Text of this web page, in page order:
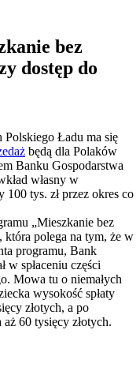
bez
dostęp do
Ładu ma się
będą dla Polaków
Banku Gospodarstwa
własny w
tys. zł przez okres co
„Mieszkanie bez
która polega na tym, że w
programu, Bank
w spłaceniu części
Mowa tu o niemałych
wysokość spłaty
złotych, a po
60 tysięcy złotych.